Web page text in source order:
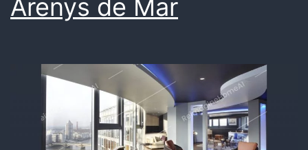
Arenys de Mar